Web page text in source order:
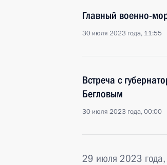
Главный военно-
30 июля 2023 года, 11:55
Встреча с
Бегловым
30 июля 2023 года, 00:00
29 июля 2023 года,